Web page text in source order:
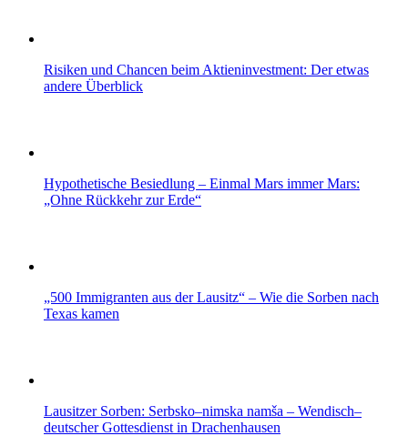
Risiken und Chancen beim Aktieninvestment: Der etwas
andere Überblick
Hypothetische Besiedlung – Einmal Mars immer Mars:
„Ohne Rückkehr zur Erde“
„500 Immigranten aus der Lausitz“ – Wie die Sorben nach
Texas kamen
Lausitzer Sorben: Serbsko–nimska namša – Wendisch–
deutscher Gottesdienst in Drachenhausen